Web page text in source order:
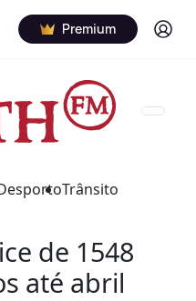
Premium Log in
Trânsito
de 1548
até abril